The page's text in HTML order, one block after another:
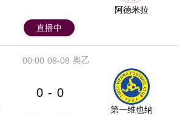
阿德米拉
直播中
08-08
00:00 奥乙
0 - 0
第一维也纳